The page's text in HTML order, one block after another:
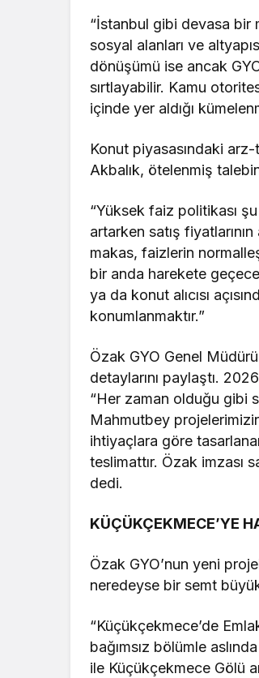
“İstanbul gibi devasa bir
sosyal alanları ve
dönüşümü ise ancak
sırtlayabilir. Kamu
içinde yer aldığı
Konut piyasasındaki
Akbalık, ötelenmiş
“Yüksek faiz politikası
artarken satış
makas, faizlerin
bir anda harekete
ya da konut alıcısı
konumlanmaktır.”
Özak GYO Genel
detaylarını paylaştı.
“Her zaman olduğu gibi
Mahmutbey
ihtiyaçlara göre
teslimattır. Özak imzası
dedi.
KÜÇÜKÇEKMECE’YE
Özak GYO’nun yeni
neredeyse bir semt
“Küçükçekmece’de
bağımsız bölümle
ile Küçükçekmece Gölü